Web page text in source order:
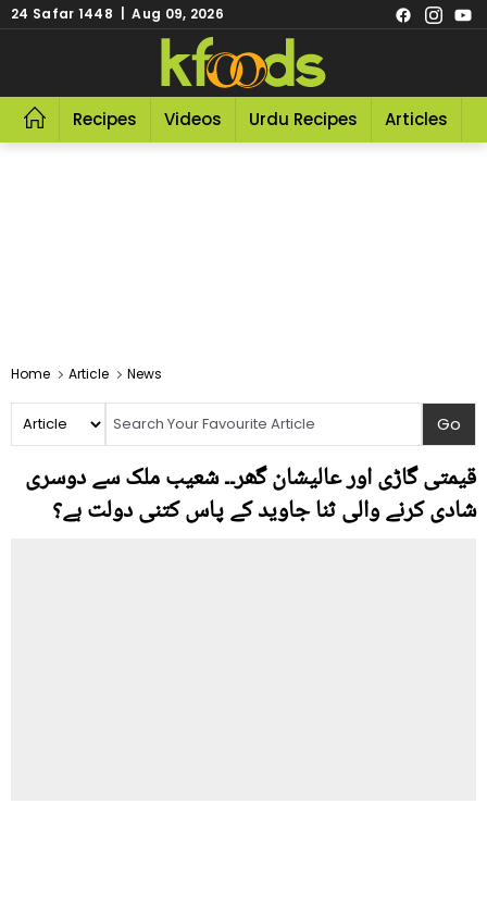
24 Safar 1448 | Aug 09, 2026
Recipes Videos Urdu Recipes Articles
Home Article News
قیمتی گاڑی اور عالیشان گھر۔۔ شعیب ملک سے دوسری
شادی کرنے والی ثنا جاوید کے پاس کتنی دولت ہے؟